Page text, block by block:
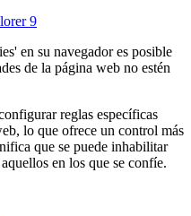
9
en su navegador es posible
de la página web no estén
reglas específicas
lo que ofrece un control más
que se puede inhabilitar
en los que se confíe.